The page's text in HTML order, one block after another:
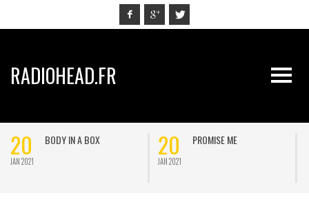
RADIOHEAD.FR
20
JAN 2021
BODY IN A BOX 20
JAN 2021
PROMISE ME